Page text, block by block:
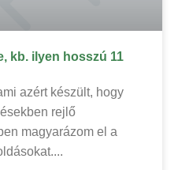
kb. ilyen hosszú 11
azért készült, hogy
rejlő
magyarázom el a